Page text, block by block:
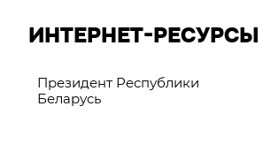
ИНТЕРНЕТ-РЕСУРСЫ
Президент Республики
Беларусь